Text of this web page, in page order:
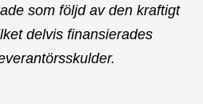
som följd av den kraftigt
delvis finansierades